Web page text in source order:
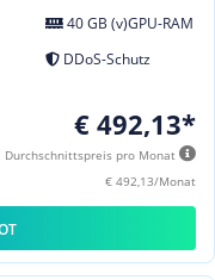
40 GB (v)GPU-RAM
DDoS-Schutz
€ 492,13*
Durchschnittspreis pro Monat
€ 492,13/Monat